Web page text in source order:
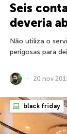
Seis
deveria
Não utiliza o
perigosas para
20 nov
black friday